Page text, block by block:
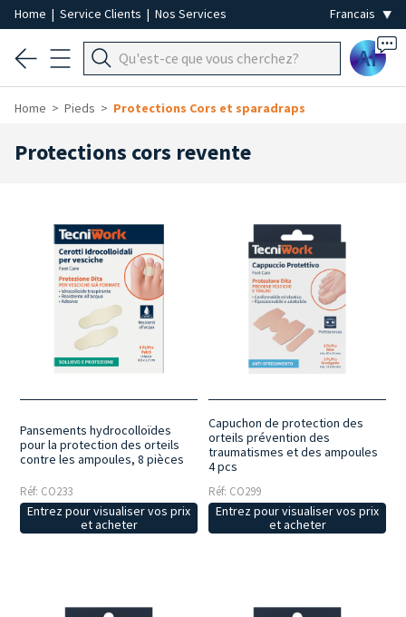
Home | Service Clients | Nos Services
Ai
Home Pieds Protections Cors et sparadraps
Protections cors revente
Pansements hydrocolloïdes
pour la protection des orteils
contre les ampoules, 8 pièces
Réf: CO233
Entrez pour visualiser vos prix
et acheter
Capuchon de protection des
orteils prévention des
traumatismes et des ampoules
4 pcs
Réf: CO299
Entrez pour visualiser vos prix
et acheter